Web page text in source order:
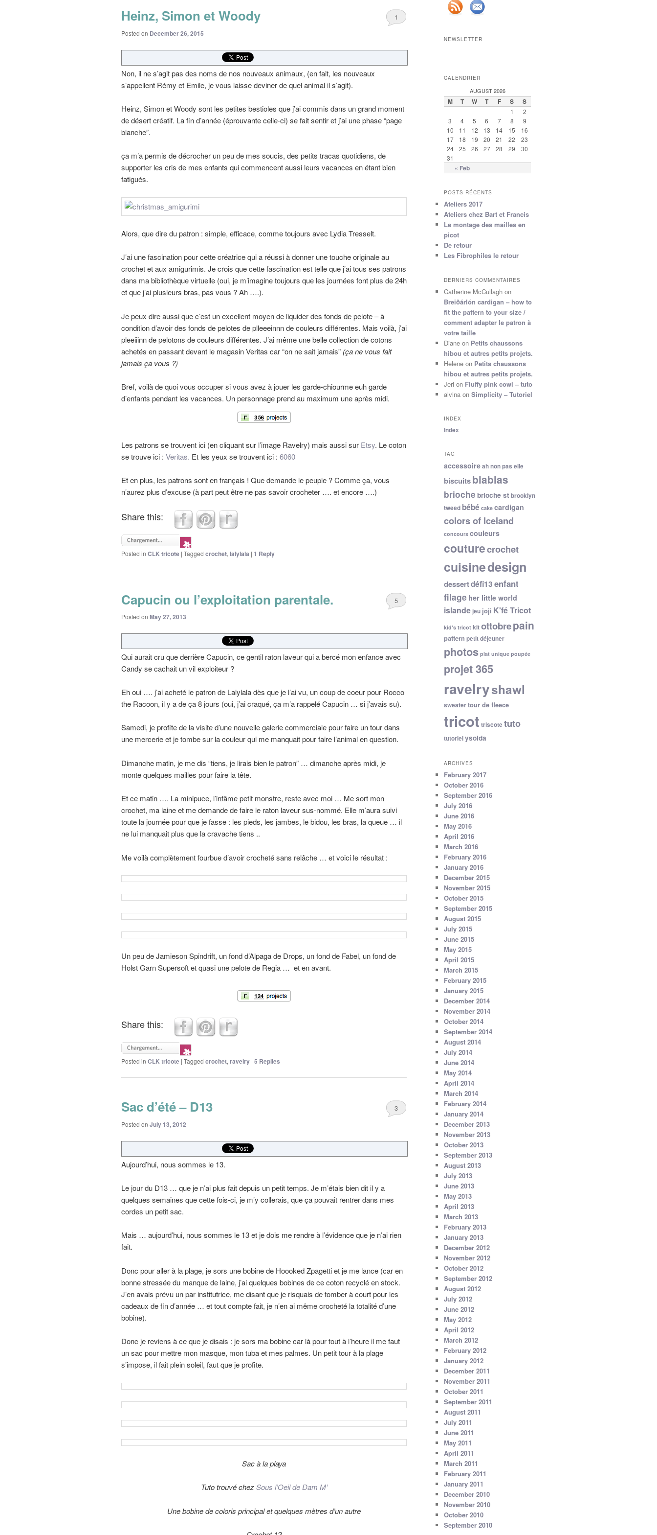
Heinz, Simon et Woody
Posted on December 26, 2015
1
Non, il ne s’agit pas des noms de nos nouveaux animaux, (en fait, les nouveaux
s’appellent Rémy et Emile, je vous laisse deviner de quel animal il s’agit).
Heinz, Simon et Woody sont les petites bestioles que j’ai commis dans un grand moment
de désert créatif. La fin d’année (éprouvante celle-ci) se fait sentir et j’ai une phase “page
blanche”.
ça m’a permis de décrocher un peu de mes soucis, des petits tracas quotidiens, de
supporter les cris de mes enfants qui commencent aussi leurs vacances en étant bien
fatigués.
Alors, que dire du patron : simple, efficace, comme toujours avec Lydia Tresselt.
J’ai une fascination pour cette créatrice qui a réussi à donner une touche originale au
crochet et aux amigurimis. Je crois que cette fascination est telle que j’ai tous ses patrons
dans ma bibliothèque virtuelle (oui, je m’imagine toujours que les journées font plus de 24h
et que j’ai plusieurs bras, pas vous ? Ah ….).
Je peux dire aussi que c’est un excellent moyen de liquider des fonds de pelote – à
condition d’avoir des fonds de pelotes de plleeeinnn de couleurs différentes. Mais voilà, j’ai
pleeiiinn de pelotons de couleurs différentes. J’ai même une belle collection de cotons
achetés en passant devant le magasin Veritas car “on ne sait jamais” (ça ne vous fait
jamais ça vous ?)
Bref, voilà de quoi vous occuper si vous avez à jouer les garde-chiourmeeuh garde
d’enfants pendant les vacances. Un personnage prend au maximum une après midi.
Les patrons se trouvent ici (en cliquant sur l’image Ravelry) mais aussi sur Etsy. Le coton
se trouve ici : Veritas. Et les yeux se trouvent ici : 6060
Et en plus, les patrons sont en français ! Que demande le peuple ? Comme ça, vous
n’aurez plus d’excuse (à part peut être ne pas savoir crocheter …. et encore ….)
Share this:
Posted in CLK tricote | Tagged crochet, lalylala | 1 Reply
Capucin ou l’exploitation parentale.
Posted on May 27, 2013
5
Qui aurait cru que derrière Capucin, ce gentil raton laveur qui a bercé mon enfance avec
Candy se cachait un vil exploiteur ?
Eh oui …. j’ai acheté le patron de Lalylala dès que je l’ai vu, un coup de coeur pour Rocco
the Racoon, il y a de ça 8 jours (oui, j’ai craqué, ça m’a rappelé Capucin … si j’avais su).
Samedi, je profite de la visite d’une nouvelle galerie commerciale pour faire un tour dans
une mercerie et je tombe sur la couleur qui me manquait pour faire l’animal en question.
Dimanche matin, je me dis “tiens, je lirais bien le patron” … dimanche après midi, je
monte quelques mailles pour faire la tête.
Et ce matin …. La minipuce, l’infâme petit monstre, reste avec moi … Me sort mon
crochet, ma laine et me demande de faire le raton laveur sus-nommé. Elle m’aura suivi
toute la journée pour que je fasse : les pieds, les jambes, le bidou, les bras, la queue … il
ne lui manquait plus que la cravache tiens ..
Me voilà complètement fourbue d’avoir crocheté sans relâche … et voici le résultat :
Un peu de Jamieson Spindrift, un fond d’Alpaga de Drops, un fond de Fabel, un fond de
Holst Garn Supersoft et quasi une pelote de Regia … et en avant.
Share this:
Posted in CLK tricote | Tagged crochet, ravelry | 5 Replies
Sac d’été – D13
Posted on July 13, 2012
3
Aujourd’hui, nous sommes le 13.
Le jour du D13 … que je n’ai plus fait depuis un petit temps. Je m’étais bien dit il y a
quelques semaines que cette fois-ci, je m’y collerais, que ça pouvait rentrer dans mes
cordes un petit sac.
Mais … aujourd’hui, nous sommes le 13 et je dois me rendre à l’évidence que je n’ai rien
fait.
Donc pour aller à la plage, je sors une bobine de Hoooked Zpagetti et je me lance (car en
bonne stressée du manque de laine, j’ai quelques bobines de ce coton recyclé en stock.
J’en avais prévu un par institutrice, me disant que je risquais de tomber à court pour les
cadeaux de fin d’année … et tout compte fait, je n’en ai même crocheté la totalité d’une
bobine).
Donc je reviens à ce que je disais : je sors ma bobine car là pour tout à l’heure il me faut
un sac pour mettre mon masque, mon tuba et mes palmes. Un petit tour à la plage
s’impose, il fait plein soleil, faut que je profite.
Sac à la playa
Tuto trouvé chezSous l’Oeil de Dam M’
Une bobine de coloris principal et quelques mètres d’un autre
NEWSLETTER
CALENDRIER
AUGUST 2026
M T W T F S S
« Feb
1
2
3
4 5 6 7 8
9
10
11 12 13 14 15
16
17
18 19 20 21 22
23
24
25 26 27 28 29
30
31
POSTS RÉCENTS
Ateliers 2017
Ateliers chez Bart et Francis
Le montage des mailles en
picot
De retour
Les Fibrophiles le retour
DERNIERS COMMENTAIRES
Catherine McCullagh on
Breiðárlón cardigan – how to
fit the pattern to your size /
comment adapter le patron à
votre taille
Diane on Petits chaussons
hibou et autres petits projets.
Helene on Petits chaussons
hibou et autres petits projets.
Jeri on Fluffy pink cowl – tuto
alvina on Simplicity – Tutoriel
INDEX
Index
TAG
accessoireah non pas elle
biscuitsblablas
brioche brioche st brooklyn
tweed bébé cake cardigan
colors of Iceland
concours couleurs
couturecrochet
cuisinedesign
dessertdéfi13enfant
filage her little world
islande jeu joji K'fé Tricot
kid's tricot kitottobrepain
pattern petit déjeuner
photos plat unique poupée
projet 365
ravelryshawl
sweatertour de fleece
tricot triscote tuto
tutorielysolda
ARCHIVES
February 2017
October 2016
September 2016
July 2016
June 2016
May 2016
April 2016
March 2016
February 2016
January 2016
December 2015
November 2015
October 2015
September 2015
August 2015
July 2015
June 2015
May 2015
April 2015
March 2015
February 2015
January 2015
December 2014
November 2014
October 2014
September 2014
August 2014
July 2014
June 2014
May 2014
April 2014
March 2014
February 2014
January 2014
December 2013
November 2013
October 2013
September 2013
August 2013
July 2013
June 2013
May 2013
April 2013
March 2013
February 2013
January 2013
December 2012
November 2012
October 2012
September 2012
August 2012
July 2012
June 2012
May 2012
April 2012
March 2012
February 2012
January 2012
December 2011
November 2011
October 2011
September 2011
August 2011
July 2011
June 2011
May 2011
April 2011
March 2011
February 2011
January 2011
December 2010
November 2010
October 2010
September 2010